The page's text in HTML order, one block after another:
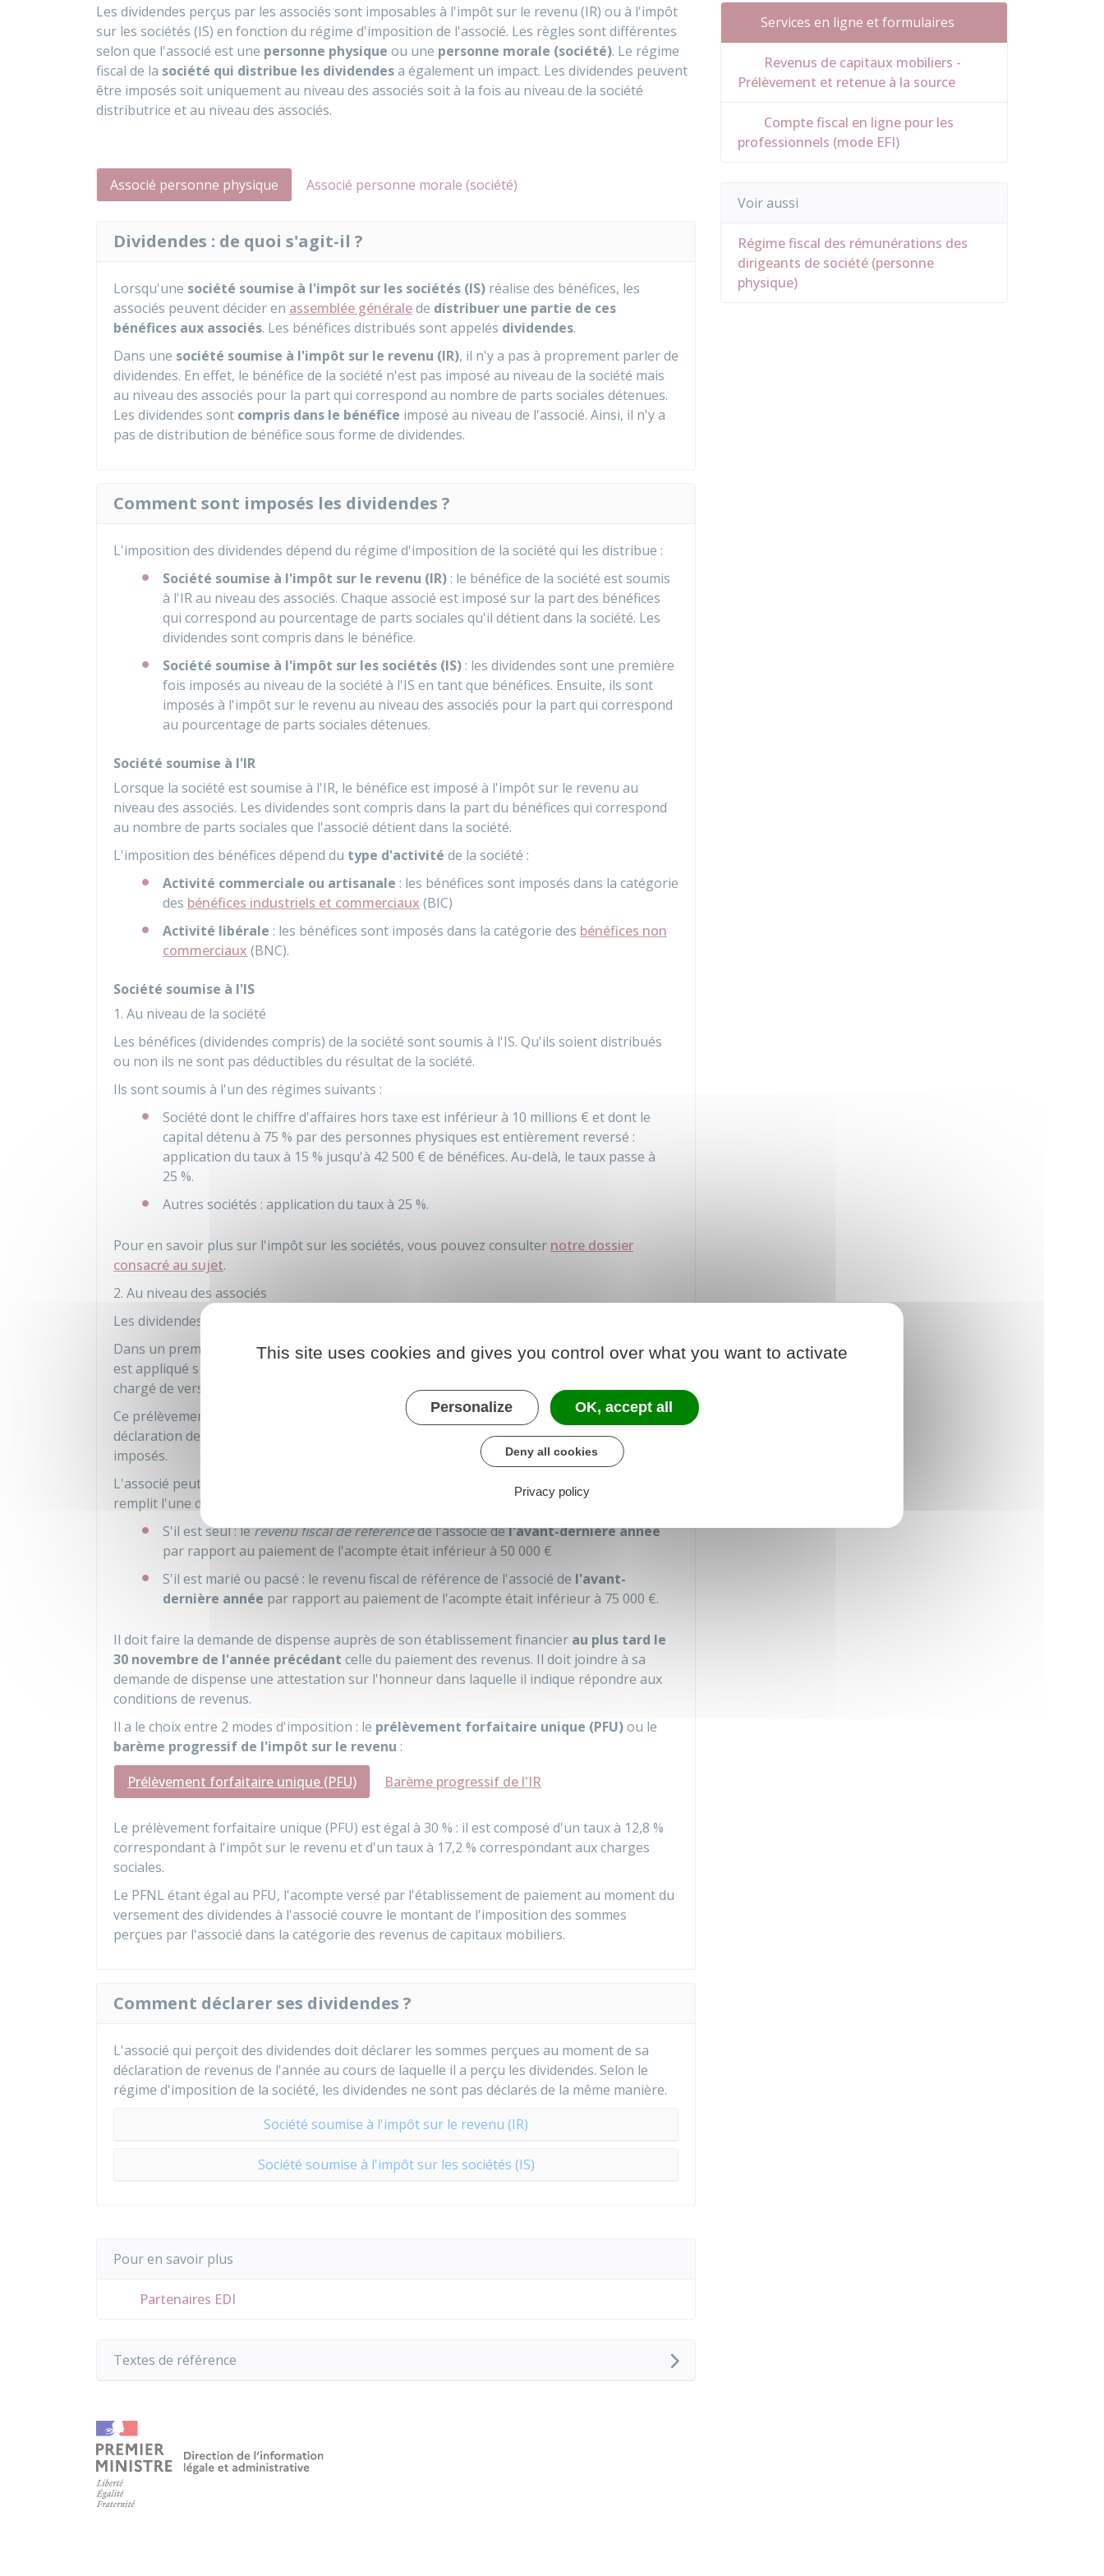
Les dividendes perçus par les associés sont imposables à l'impôt sur le revenu (IR) ou à l'impôt
sur les sociétés (IS) en fonction du régime d'imposition de l'associé. Les règles sont différentes
selon que l'associé est une personne physique ou une personne morale (société). Le régime
fiscal de la société qui distribue les dividendesa également un impact. Les dividendes peuvent
être imposés soit uniquement au niveau des associés soit à la fois au niveau de la société
distributrice et au niveau des associés.
Associé personne physique Associé personne morale (société)
Dividendes : de quoi s'agit-il ?
Lorsqu'une société soumise à l'impôt sur les sociétés (IS) réalise des bénéfices, les
associés peuvent décider en assemblée généralede distribuer une partie de ces
bénéfices aux associés. Les bénéfices distribués sont appelés dividendes.
Dans une société soumise à l'impôt sur le revenu (IR), il n'y a pas à proprement parler de
dividendes. En effet, le bénéfice de la société n'est pas imposé au niveau de la société mais
au niveau des associés pour la part qui correspond au nombre de parts sociales détenues.
Les dividendes sont compris dans le bénéfice imposé au niveau de l'associé. Ainsi, il n'y a
pas de distribution de bénéfice sous forme de dividendes.
Comment sont imposés les dividendes ?
L'imposition des dividendes dépend du régime d'imposition de la société qui les distribue :
Société soumise à l'impôt sur le revenu (IR) : le bénéfice de la société est soumis
à l'IR au niveau des associés. Chaque associé est imposé sur la part des bénéfices
qui correspond au pourcentage de parts sociales qu'il détient dans la société. Les
dividendes sont compris dans le bénéfice.
Société soumise à l'impôt sur les sociétés (IS) : les dividendes sont une première
fois imposés au niveau de la société à l'IS en tant que bénéfices. Ensuite, ils sont
imposés à l'impôt sur le revenu au niveau des associés pour la part qui correspond
au pourcentage de parts sociales détenues.
Société soumise à l'IR
Lorsque la société est soumise à l'IR, le bénéfice est imposé à l'impôt sur le revenu au
niveau des associés. Les dividendes sont compris dans la part du bénéfices qui correspond
au nombre de parts sociales que l'associé détient dans la société.
L'imposition des bénéfices dépend du type d'activité de la société :
Activité commerciale ou artisanale : les bénéfices sont imposés dans la catégorie
des bénéfices industriels et commerciaux (BIC)
Activité libérale : les bénéfices sont imposés dans la catégorie des bénéfices non
commerciaux (BNC).
Société soumise à l'IS
1. Au niveau de la société
Les bénéfices (dividendes compris) de la société sont soumis à l'IS. Qu'ils soient distribués
ou non ils ne sont pas déductibles du résultat de la société.
Ils sont soumis à l'un des régimes suivants :
Société dont le chiffre d'affaires hors taxe est inférieur à 10 millions € et dont le
capital détenu à 75 % par des personnes physiques est entièrement reversé :
application du taux à 15 % jusqu'à 42 500 € de bénéfices. Au-delà, le taux passe à
25 %.
Autres sociétés : application du taux à 25 %.
Pour en savoir plus sur l'impôt sur les sociétés, vous pouvez consulter notre dossier
consacré au sujet.
2. Au niveau des associés
Les dividendes sont soumis à l'impôt sur le revenu (IR) au niveau de l'associé.
Dans un premier temps, unprélèvement forfaitaire non libératoire (PFNL)de12,8 %
est appliqué sur le montant brut des dividendes. La somme est prélevée par l'établissement
chargé de verser les dividendes à l'associé au moment du versement des dividendes.
Ce prélèvement constitue un
acompte d'impôtsur le revenu. Ce n'est qu'au moment de la
déclaration de revenus de l'année correspondant au versement des dividendes qu'ils seront
imposés.
L'associé peut demander à être
dispensé du prélèvement forfaitaire non libératoire
remplit l'une des conditions suivantes :
S'il est seul : lerevenu fiscal de référencede l'associé del'avant-dernière année
par rapport au paiement de l'acompte était inférieur à 50 000 €
S'il est marié ou pacsé : le revenu fiscal de référence de l'associé de l'avant-
dernière année par rapport au paiement de l'acompte était inférieur à 75 000 €.
Il doit faire la demande de dispense auprès de son établissement financier au plus tard le
30 novembre de l'année précédant celle du paiement des revenus. Il doit joindre à sa
demande de dispense une attestation sur l'honneur dans laquelle il indique répondre aux
conditions de revenus.
Il a le choix entre 2 modes d'imposition : le prélèvement forfaitaire unique (PFU)ou le
barème progressif de l'impôt sur le revenu :
Prélèvement forfaitaire unique (PFU)
Barème progressif de l'IR
Le prélèvement forfaitaire unique (PFU) est égal à 30 % : il est composé d'un taux à 12,8 %
correspondant à l'impôt sur le revenu et d'un taux à 17,2 % correspondant aux charges
sociales.
Le PFNL étant égal au PFU, l'acompte versé par l'établissement de paiement au moment du
versement des dividendes à l'associé couvre le montant de l'imposition des sommes
perçues par l'associé dans la catégorie des revenus de capitaux mobiliers.
Comment déclarer ses dividendes ?
L'associé qui perçoit des dividendes doit déclarer les sommes perçues au moment de sa
déclaration de revenus de l'année au cours de laquelle il a perçu les dividendes. Selon le
régime d'imposition de la société, les dividendes ne sont pas déclarés de la même manière.
Société soumise à l'impôt sur le revenu (IR)
Société soumise à l'impôt sur les sociétés (IS)
Pour en savoir plus
Partenaires EDI
Textes de référence
Services en ligne et formulaires
Revenus de capitaux mobiliers -
Prélèvement et retenue à la source
Compte fiscal en ligne pour les
professionnels (mode EFI)
Voir aussi
Régime fiscal des rémunérations des
dirigeants de société (personne
physique)
This site uses cookies and gives you control over what you want to activate
Personalize OK, accept all
Deny all cookies
Privacy policy